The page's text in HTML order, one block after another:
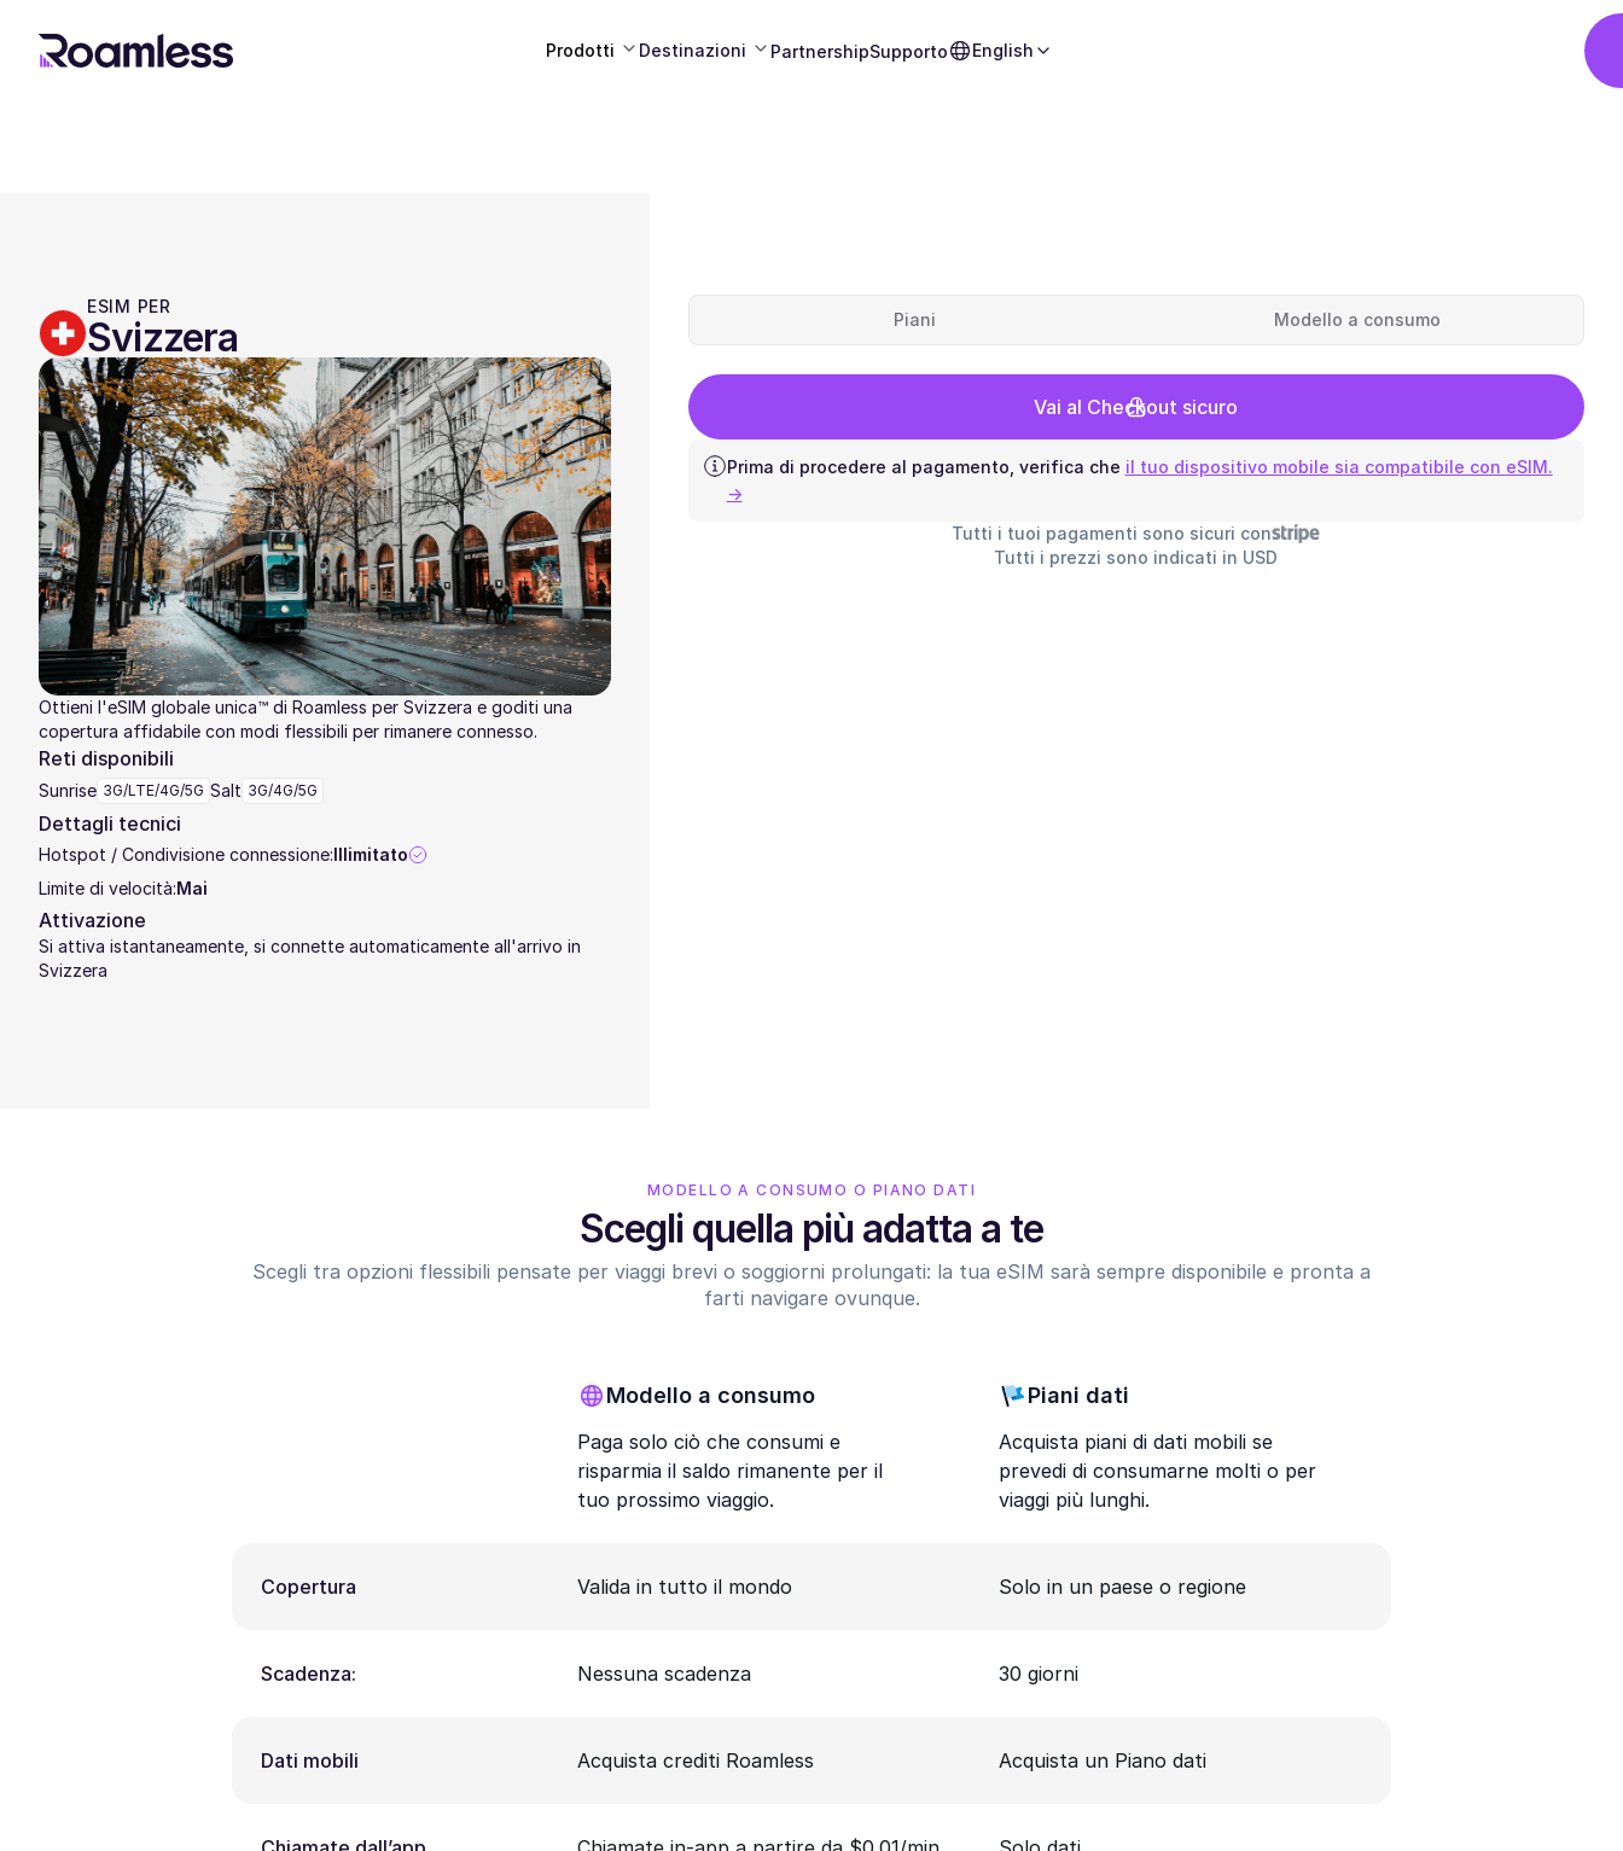
Prodotti Destinazioni PartnershipSupporto English
ESIM PER
Svizzera
Ottieni l'eSIM globale unica™ di Roamless per Svizzera e goditi una
copertura affidabile con modi flessibili per rimanere connesso.
Reti disponibili
Sunrise 3G/LTE/4G/5G Salt 3G/4G/5G
Dettagli tecnici
Hotspot / Condivisione connessione:Illimitato
Limite di velocità:Mai
Attivazione
Si attiva istantaneamente, si connette automaticamente all'arrivo in
Svizzera
Piani Modello a consumo
Vai al Checkout sicuro
Prima di procedere al pagamento, verifica che il tuo dispositivo mobile sia compatibile con eSIM.
→
Tutti i tuoi pagamenti sono sicuri con
Tutti i prezzi sono indicati in USD
MODELLO A CONSUMO O PIANO DATI
Scegli quella più adatta a te
Scegli tra opzioni flessibili pensate per viaggi brevi o soggiorni prolungati: la tua eSIM sarà sempre disponibile e pronta a
farti navigare ovunque.
Modello a consumo
Paga solo ciò che consumi e
risparmia il saldo rimanente per il
tuo prossimo viaggio.
Piani dati
Acquista piani di dati mobili se
prevedi di consumarne molti o per
viaggi più lunghi.
Copertura Valida in tutto il mondo Solo in un paese o regione
Scadenza: Nessuna scadenza 30 giorni
Dati mobili Acquista crediti Roamless Acquista un Piano dati